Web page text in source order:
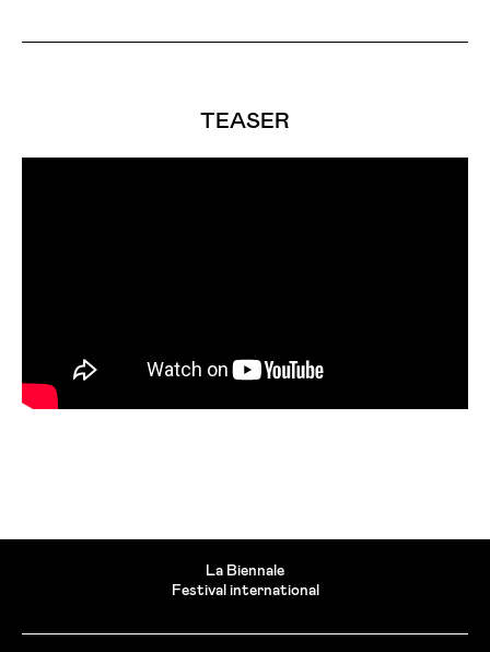
TEASER
La Biennale
Festival international